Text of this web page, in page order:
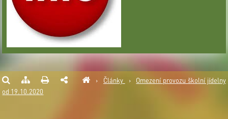
› Články ›
Omezení provozu školní jídelny
od 19.10.2020